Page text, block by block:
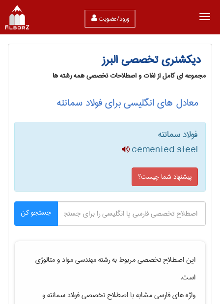
ورود/عضویت
دیکشنری تخصصی البرز
مجموعه ای کامل از لغات و اصطلاحات تخصصی همه رشته ها
معادل های انگلیسی برای فولاد سمانته
فولاد سمانته
cemented steel
پیشنهاد شما چیست؟
جستجو کن
این اصطلاح تخصصی مربوط به رشتهمهندسی مواد و متالوژی
است.
واژه های فارسی مشابه با اصطلاح تخصصیفولاد سمانتهو